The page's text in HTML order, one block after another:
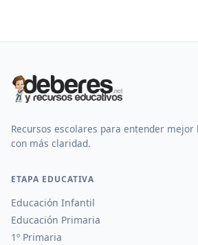
Recursos escolares para entender
con más claridad.
ETAPA EDUCATIVA
Educación Infantil
Educación Primaria
1º Primaria